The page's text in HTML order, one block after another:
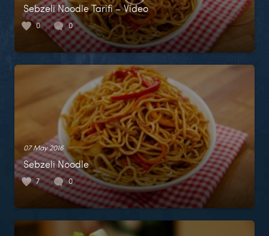
Sebzeli Noodle Tarifi – Video
0 0
07 May 2016
Sebzeli Noodle
7 0